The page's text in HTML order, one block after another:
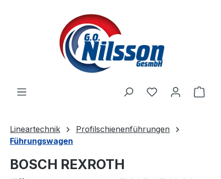
Zum Hauptinhalt springen
Lineartechnik
Profilschienenführungen
Führungswagen
BOSCH REXROTH